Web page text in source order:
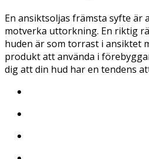
En ansiktsoljas främsta syfte är
motverka uttorkning. En riktig
huden är som torrast i ansiktet
produkt att använda i
dig att din hud har en tendens